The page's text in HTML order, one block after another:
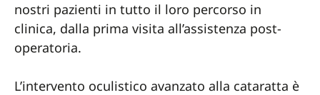
nostri pazienti in tutto il loro percorso in
clinica, dalla prima visita all’assistenza post-
operatoria.
L’intervento oculistico avanzato alla cataratta è